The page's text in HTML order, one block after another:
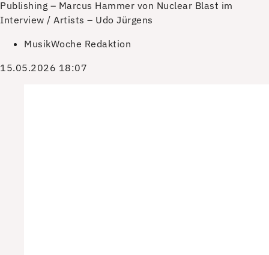
Publishing – Marcus Hammer von Nuclear Blast im
Interview / Artists – Udo Jürgens
MusikWoche Redaktion
15.05.2026 18:07